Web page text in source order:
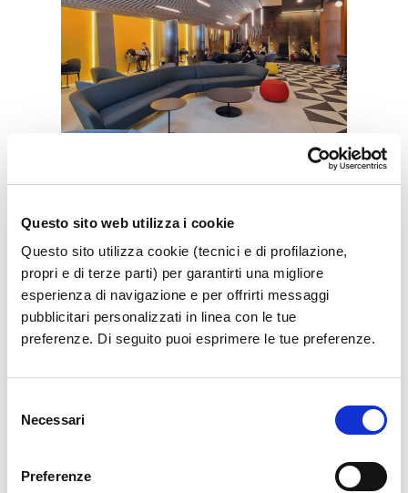
Questo sito web utilizza i cookie
Questo sito utilizza cookie (tecnici e di profilazione,
propri e di terze parti) per garantirti una migliore
esperienza di navigazione e per offrirti messaggi
pubblicitari personalizzati in linea con le tue
preferenze. Di seguito puoi esprimere le tue preferenze.
delNecessari
Preferenze
Vip Lounge
Get cozy in the exclusive Vip Lounge
Show more